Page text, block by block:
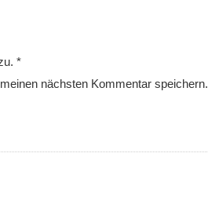
*
nächsten Kommentar speichern.